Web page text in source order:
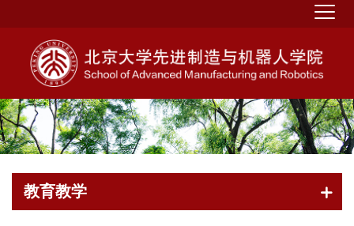
教育教学